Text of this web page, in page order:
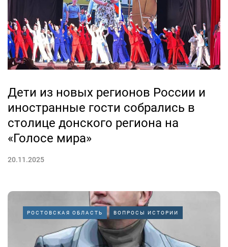
Дети из новых регионов России и
иностранные гости собрались в
столице донского региона на
«Голосе мира»
20.11.2025
РОСТОВСКАЯ ОБЛАСТЬ ВОПРОСЫ ИСТОРИИ